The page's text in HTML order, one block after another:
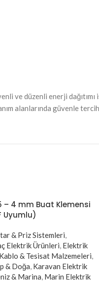
ve düzenli enerji
alanlarında güvenle
– 4 mm Buat Klemensi
Uyumlu)
& Priz Sistemleri,
Elektrik Ürünleri, Elektrik
Kablo & Tesisat Malzemeleri,
& Doğa, Karavan Elektrik
& Marina, Marin Elektrik